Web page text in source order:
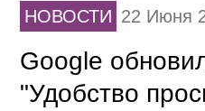
НОВОСТИ 22 Июня
Google
"Удобство